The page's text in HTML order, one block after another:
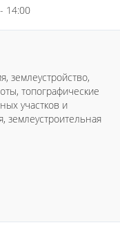
14:00
землеустройство,
топографические
участков и
землеустроительная